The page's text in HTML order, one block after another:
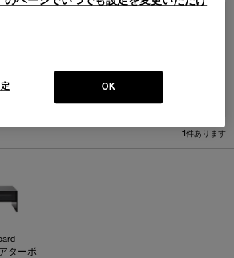
1件あります
ターボ
OK